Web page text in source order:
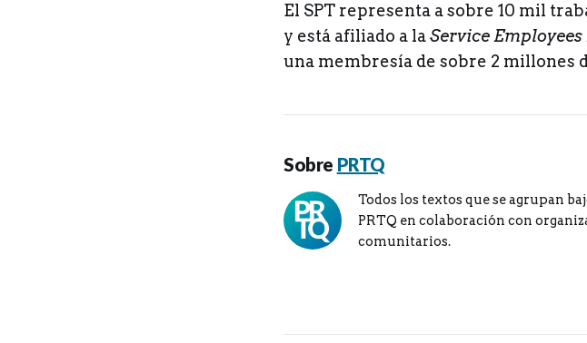
El SPT representa a sobre 10 mil
y está afiliado a laService
una membresía de sobre 2 millones
Sobre PRTQ
Todos los textos que se agrupan
PRTQ en colaboración con
comunitarios.